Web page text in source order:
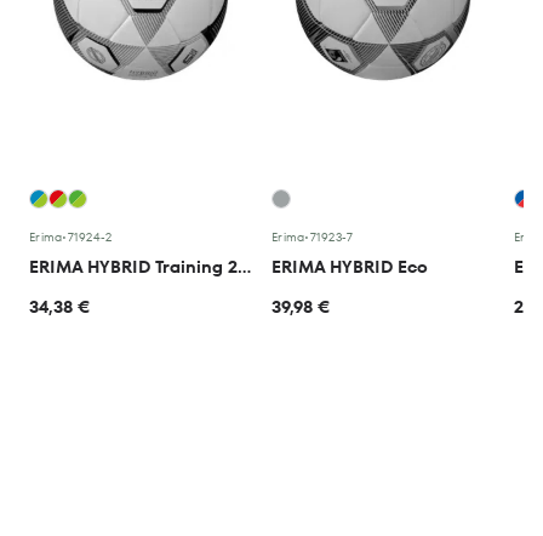
Erima•71924-2
ERIMA HYBRID Training 2.0
34,38 €
Erima•71923-7
ERIMA HYBRID Eco
39,98 €